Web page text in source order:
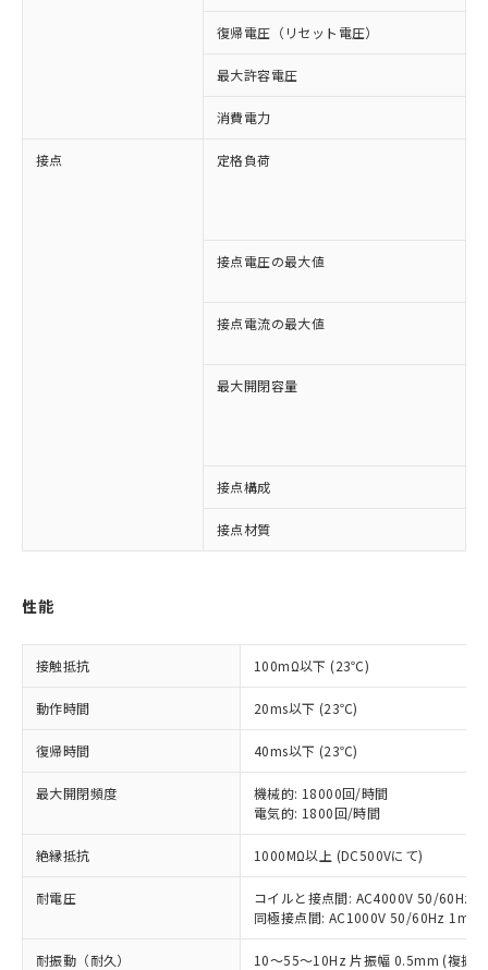
復帰電圧（リセット電圧）
最大許容電圧
消費電力
接点 定格負荷
接点電圧の最大値
接点電流の最大値
最大開閉容量
接点構成
接点材質
性能
接触抵抗 100mΩ以下 (23℃)
動作時間 20ms以下 (23℃)
復帰時間 40ms以下 (23℃)
最大開閉頻度
機械的: 18000回/時間
電気的: 1800回/時間
絶縁抵抗 1000MΩ以上 (DC500Vにて)
耐電圧
コイルと接点間: AC4000V 50/60Hz
同極接点間: AC1000V 50/60Hz 1min
耐振動（耐久） 10～55～10Hz 片振幅 0.5mm (複振
ご利用条件
以下の条件をお読みいただき、同意のうえ
本サービスは、当社制御機器事業取扱
商品の当社在庫状況および標準価格
(税抜)を提供させていただくもので
当社制御機器事業取扱商品の中には、
本サービスの対象外となる商品もある
ことをご了承ください。
在庫状況および標準価格照会結果は、
対応済み：EU RoHS指令（10物質）の
有に対応した製品に切り替える予定のある
商品です。
対応予定なし：EU RoHS指令（10物質）の
非含有に非対応の商品で、対応品を出す予
調査・確認中：EU RoHS指令（10物質）の
非含有の対応状況を調査中または確認中の
商品です。
非該当品：ライセンス料など無形物で、有
害物質有無と関係のない商品です。
仕入先様の事情により、非含有部品として
いたものが、含有品と判明した場合などや
むを得ず変更することがあります。
*EU RoHS指令（10物質）：
※1 中国RoHS○×表
「○」：最大均質材料含有率が中国RoHSの
基準値以下であることを示します。
「×」：最大均質材料含有率が中国RoHSの
基準値を超えていることを示します。
「－」：未確認です。当社販売部門へお問
当社は、これら貴社製品のうち、外国
為替および外国貿易法に定める商品
（以下｢規制貨物等」という）を輸出
または国外への提供する場合は、日本